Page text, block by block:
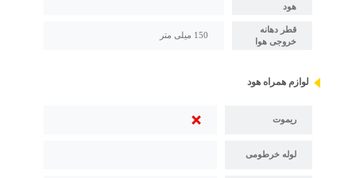
هود
قطر دهانه
خروجی هوا
150 میلی متر
لوازم همراه هود
ریموت
لوله خرطومی